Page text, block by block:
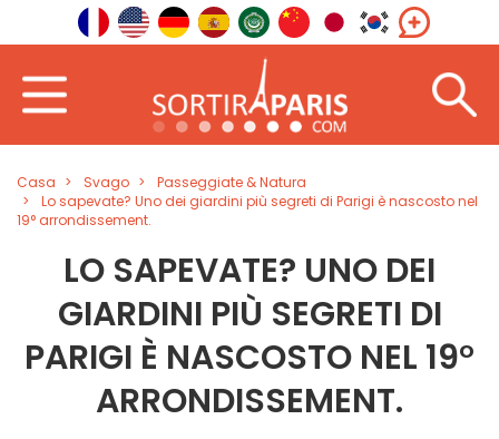
Casa Svago
Passeggiate & Natura
Lo sapevate? Uno dei giardini più segreti di Parigi è nascosto nel
19° arrondissement.
LO SAPEVATE? UNO DEI
GIARDINI PIÙ SEGRETI DI
PARIGI È NASCOSTO NEL 19°
ARRONDISSEMENT.